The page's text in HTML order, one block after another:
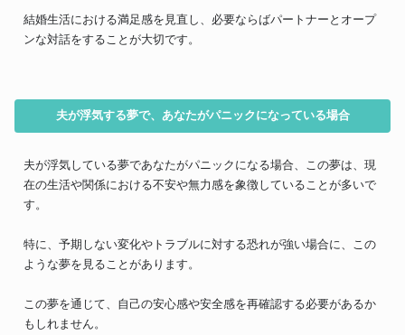
結婚生活における満足感を見直し、必要ならばパートナーとオープ
ンな対話をすることが大切です。
夫が浮気する夢で、あなたがパニックになっている場合
夫が浮気している夢であなたがパニックになる場合、この夢は、現
在の生活や関係における不安や無力感を象徴していることが多いで
す。
特に、予期しない変化やトラブルに対する恐れが強い場合に、この
ような夢を見ることがあります。
この夢を通じて、自己の安心感や安全感を再確認する必要があるか
もしれません。